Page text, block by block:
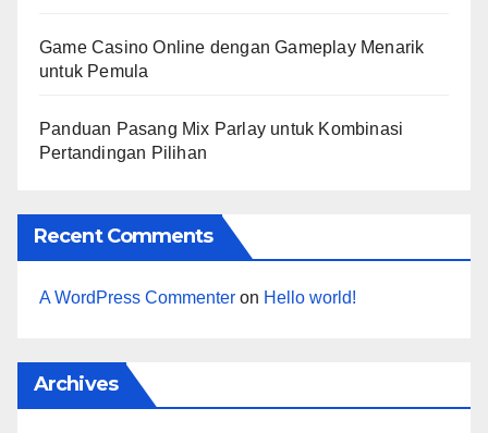
Game Casino Online dengan Gameplay Menarik
untuk Pemula
Panduan Pasang Mix Parlay untuk Kombinasi
Pertandingan Pilihan
Recent Comments
A WordPress Commenter on Hello world!
Archives